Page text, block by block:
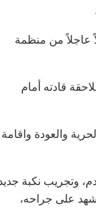
عاجلاً من منظمة
قادته أمام
والعودة واقامة
وتجريب نكبة
سيبقى في أرضه، يشهد على جراحه،